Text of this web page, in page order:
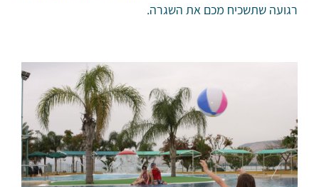
רגועה שתשכיח מכם את השגרה.